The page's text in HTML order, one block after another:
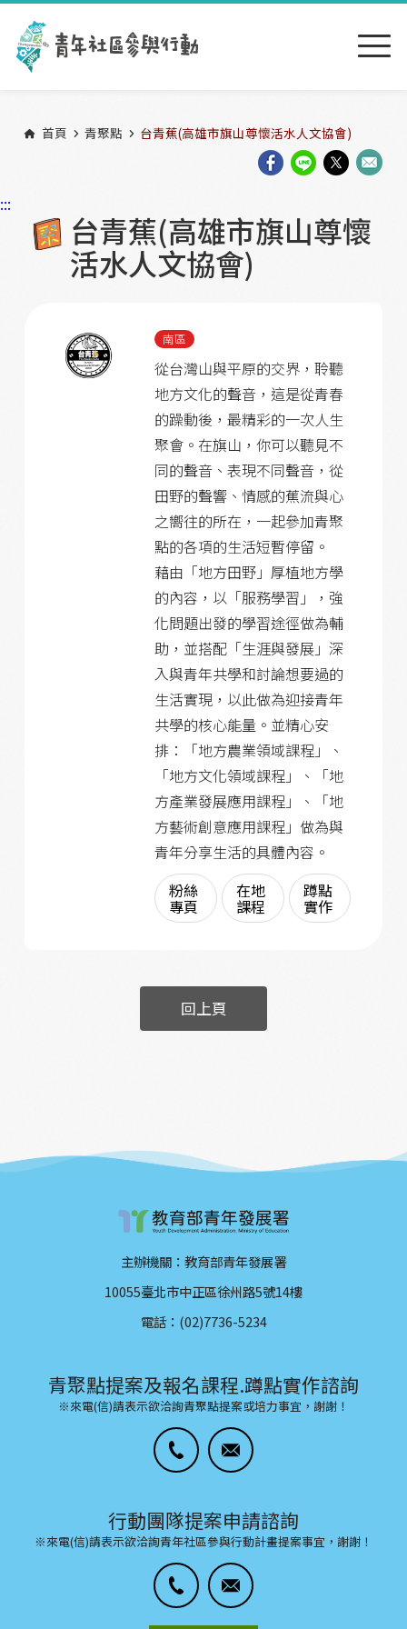
跳到主要內容區塊
首頁 青聚點 台青蕉(高雄市旗山尊懷活水人文協會)
:::
台青蕉(高雄市旗山尊懷
活水人文協會)
南區
從台灣山與平原的交界，聆聽
地方文化的聲音，這是從青春
的躁動後，最精彩的一次人生
聚會。在旗山，你可以聽見不
同的聲音、表現不同聲音，從
田野的聲響、情感的蕉流與心
之嚮往的所在，一起參加青聚
點的各項的生活短暫停留。
藉由「地方田野」厚植地方學
的內容，以「服務學習」，強
化問題出發的學習途徑做為輔
助，並搭配「生涯與發展」深
入與青年共學和討論想要過的
生活實現，以此做為迎接青年
共學的核心能量。並精心安
排：「地方農業領域課程」、
「地方文化領域課程」、「地
方產業發展應用課程」、「地
方藝術創意應用課程」做為與
青年分享生活的具體內容。
粉絲
專頁
在地
課程
蹲點
實作
回上頁
主辦機關：教育部青年發展署
10055臺北市中正區徐州路5號14樓
電話：(02)7736-5234
青聚點提案及報名課程.蹲點實作諮詢
※來電(信)請表示欲洽詢青聚點提案或培力事宜，謝謝！
行動團隊提案申請諮詢
※來電(信)請表示欲洽詢青年社區參與行動計畫提案事宜，謝謝！